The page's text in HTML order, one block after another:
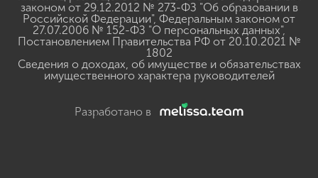
законом от 29.12.2012 № 273-ФЗ "Об образовании в
Российской Федерации", Федеральным законом от
27.07.2006 № 152-ФЗ "О персональных данных",
Постановлением Правительства РФ от 20.10.2021 №
1802
Сведения о доходах, об имуществе и обязательствах
имущественного характера руководителей
Разработано в